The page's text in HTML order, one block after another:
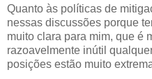
Quanto às políticas de
nessas discussões porque
muito clara para mim, que é
razoavelmente inútil
posições estão muito